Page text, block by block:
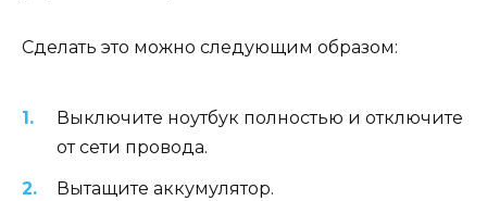
Сделать это можно следующим образом:
Выключите ноутбук полностью и отключите
от сети провода.
Вытащите аккумулятор.